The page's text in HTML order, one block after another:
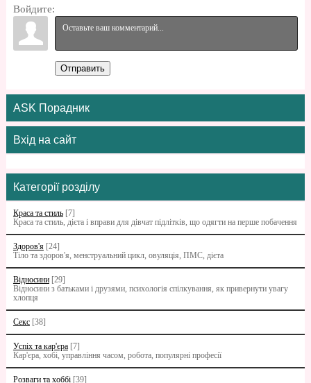
Войдите:
Отправить
ASK Порадник
Вхід на сайт
Категорії розділу
Краса та стиль [7]
Краса та стиль, дієта і вправи для дівчат підлітків, що одягти на перше побачення
Здоров'я [24]
Тіло та здоров'я, менструальний цикл, овуляція, ПМС, дієта
Відносини [29]
Відносини з батьками i друзями, психологія спілкування, як привернути увагу
хлопця
Секс [38]
Успіх та кар'єра [7]
Кар'єра, хобі, управління часом, робота, популярні професії
Розваги та хоббі [39]